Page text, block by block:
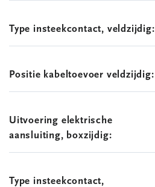
Type insteekcontact, veldzijdig:
Positie kabeltoevoer veldzijdig:
Uitvoering elektrische
aansluiting, boxzijdig:
Type insteekcontact,